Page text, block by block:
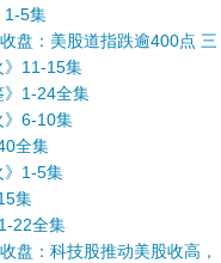
1-5集
盘：美股道指跌逾400点
》11-15集
》1-24全集
》6-10集
全集
》1-5集
集
22全集
盘：科技股推动美股收高